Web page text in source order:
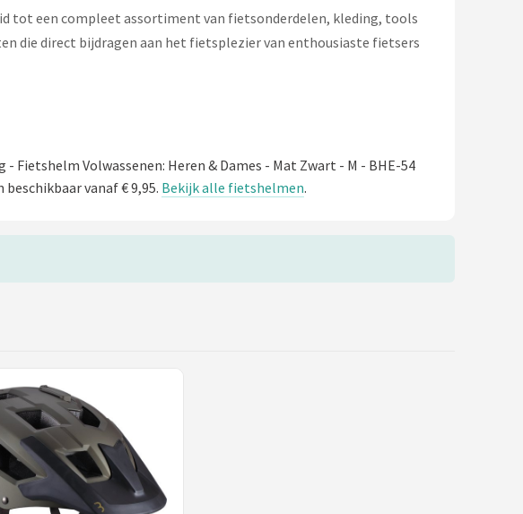
tot een compleet assortiment van fietsonderdelen, kleding, tools
die direct bijdragen aan het fietsplezier van enthousiaste fietsers
Fietshelm Volwassenen: Heren & Dames - Mat Zwart - M - BHE-54
vanaf € 9,95. Bekijk alle fietshelmen.